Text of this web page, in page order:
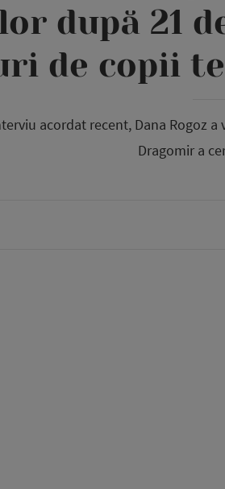
după 21
de copii
acordat recent, Dana Rogoz
Dragomir a